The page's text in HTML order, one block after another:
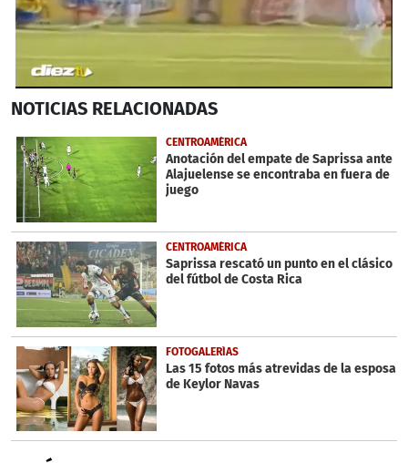
seconds
33
seconds
NOTICIAS RELACIONADAS
CENTROAMÉRICA
Anotación del empate de Saprissa ante
Alajuelense se encontraba en fuera de
juego
CENTROAMÉRICA
Saprissa rescató un punto en el clásico
del fútbol de Costa Rica
FOTOGALERÍAS
Las 15 fotos más atrevidas de la esposa
de Keylor Navas